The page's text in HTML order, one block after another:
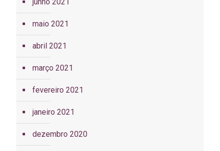
junho 2021
maio 2021
abril 2021
março 2021
fevereiro 2021
janeiro 2021
dezembro 2020